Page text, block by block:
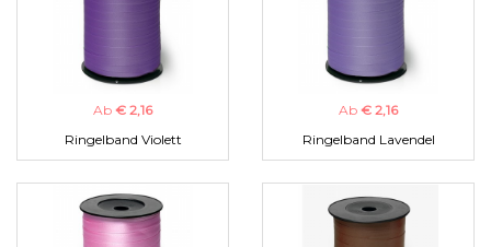
Ab € 2,16
Ringelband Violett
Ab € 2,16
Ringelband Lavendel